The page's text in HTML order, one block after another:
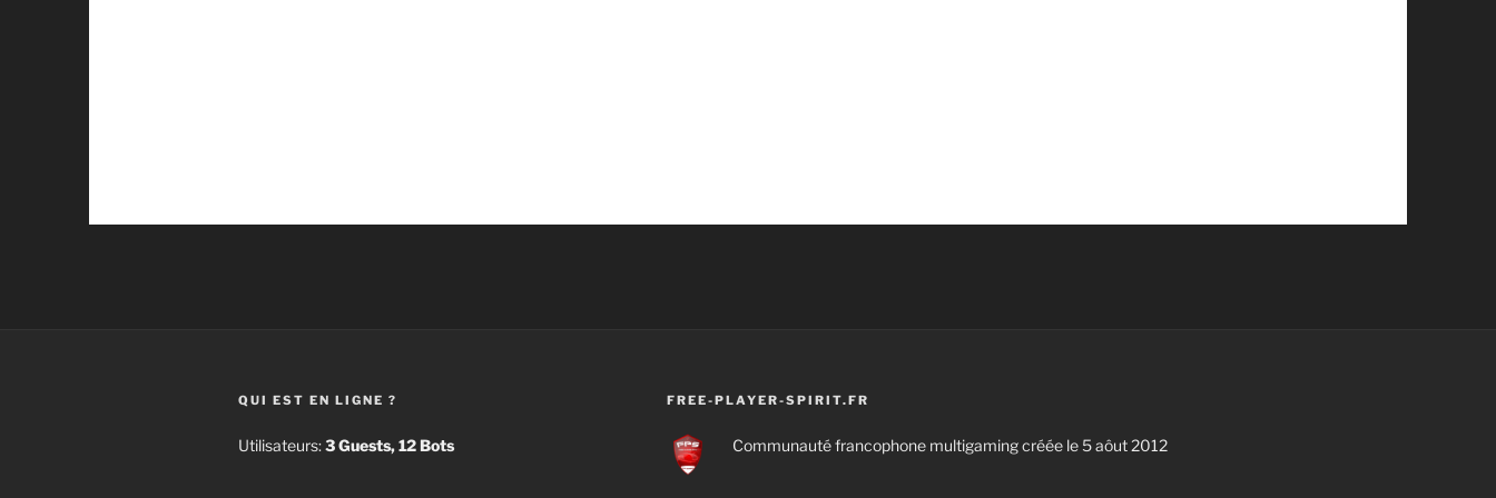
QUI EST EN LIGNE ?
Utilisateurs:3 Guests, 12 Bots
FREE-PLAYER-SPIRIT.FR
Communauté francophone multigaming créée le 5 aôut 2012